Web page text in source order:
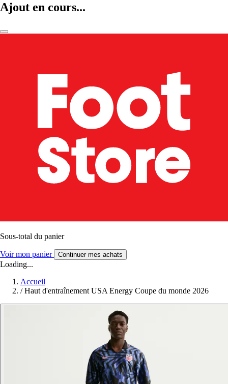
Ajout en cours...
Sous-total du panier
Voir mon panier Continuer mes achats
Loading...
Accueil
/ Haut d'entraînement USA Energy Coupe du monde 2026